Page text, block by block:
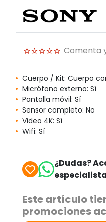
Comenta
Cuerpo / Kit: Cuerpo
Micrófono externo: Sí
Pantalla móvil: Sí
Sensor completo: No
Video 4K: Sí
Wifi: Sí
¿Dudas?
Este artículo
promociones